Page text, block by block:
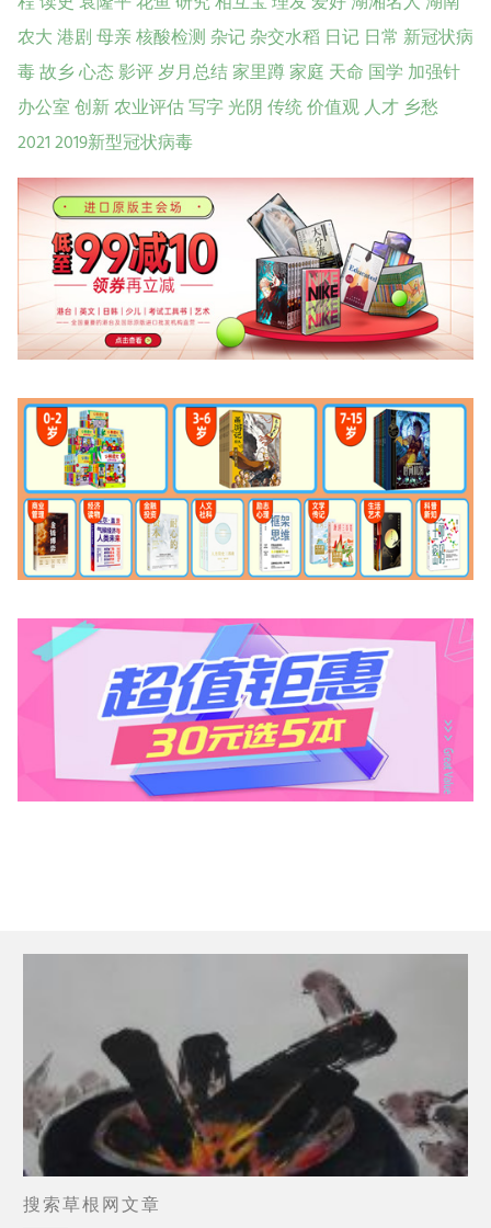
农大港剧母亲核酸检测杂记杂交水稻 日记 日常 新冠状病
毒故乡心态影评岁月总结家里蹲家庭 天命 国学 加强针
办公室创新农业评估写字光阴传统价值观人才乡愁
20212019新型冠状病毒
搜索草根网文章